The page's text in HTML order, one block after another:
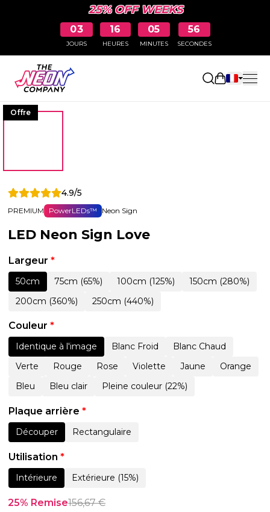
25% OFF WEEKS
03
JOURS
16
HEURES
05
MINUTES
56
SECONDES
Ouvrir le
Offre
4.9/5
PREMIUM PowerLEDs™ Neon Sign
LED Neon Sign Love
Largeur *
50cm 75cm (65%) 100cm (125%)
150cm (280%)
200cm (360%)
250cm (440%)
Couleur *
Identique à l'image Blanc Froid
Blanc Chaud
Verte
Rouge Rose Violette Jaune
Orange
Bleu
Bleu clair Pleine couleur (22%)
Plaque arrière *
Découper Rectangulaire
Utilisation *
Intérieure Extérieure (15%)
25% Remise156,67€